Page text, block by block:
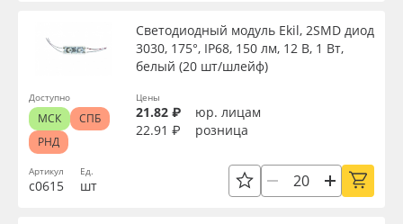
Артикул
с0615
Светодиодный модуль Ekil, 2SMD диод
3030, 175°, IP68, 150 лм, 12 В, 1 Вт,
белый (20 шт/шлейф)
Ед.
шт
Цены
21.82 ₽
юр. лицам
22.91 ₽
розница
Доступно
МСК
СПБ
РНД